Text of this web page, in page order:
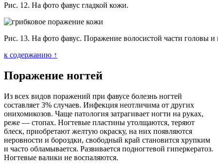
Рис. 12. На фото фавус гладкой кожи.
Рис. 13. На фото фавус. Поражение волосистой части головы и
к содержанию ↑
Поражение ногтей
Из всех видов поражений при фавусе болезнь ногтей
составляет 3% случаев. Инфекция неотличима от других
онихомикозов. Чаще патология затрагивает ногти на руках,
реже — стопах. Ногтевые пластины утолщаются, теряют
блеск, приобретают желтую окраску, на них появляются
неровности и бороздки, свободный край становится хрупким
и часто обламывается. Развивается подногтевой гиперкератоз.
Ногтевые валики не воспаляются.